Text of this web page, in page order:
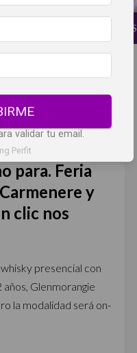
DEL VINO PANORAMAS
@lolo_moneva
para. Feria
y
clic nos
presencial con
Glenmorangie
la modalidad será on-
validar tu email.
Perfit